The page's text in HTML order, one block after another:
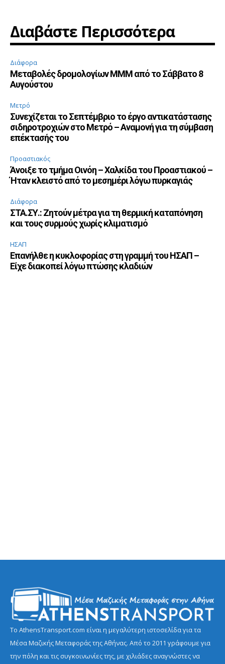
Διαβάστε Περισσότερα
Διάφορα
Μεταβολές δρομολογίων ΜΜΜ από το Σάββατο 8
Αυγούστου
Μετρό
Συνεχίζεται το Σεπτέμβριο το έργο αντικατάστασης
σιδηροτροχιών στο Μετρό – Αναμονή για τη σύμβαση
επέκτασής του
Προαστιακός
Άνοιξε το τμήμα Οινόη – Χαλκίδα του Προαστιακού –
Ήταν κλειστό από το μεσημέρι λόγω πυρκαγιάς
Διάφορα
ΣΤΑ.ΣΥ.: Ζητούν μέτρα για τη θερμική καταπόνηση
και τους συρμούς χωρίς κλιματισμό
ΗΣΑΠ
Επανήλθε η κυκλοφορίας στη γραμμή του ΗΣΑΠ –
Είχε διακοπεί λόγω πτώσης κλαδιών
Το AthensTransport.com είναι η μεγαλύτερη ιστοσελίδα για τα
Μέσα Μαζικής Μεταφοράς της Αθήνας. Από το 2011 γράφουμε για
την πόλη και τις συγκοινωνίες της, με χιλιάδες αναγνώστες να